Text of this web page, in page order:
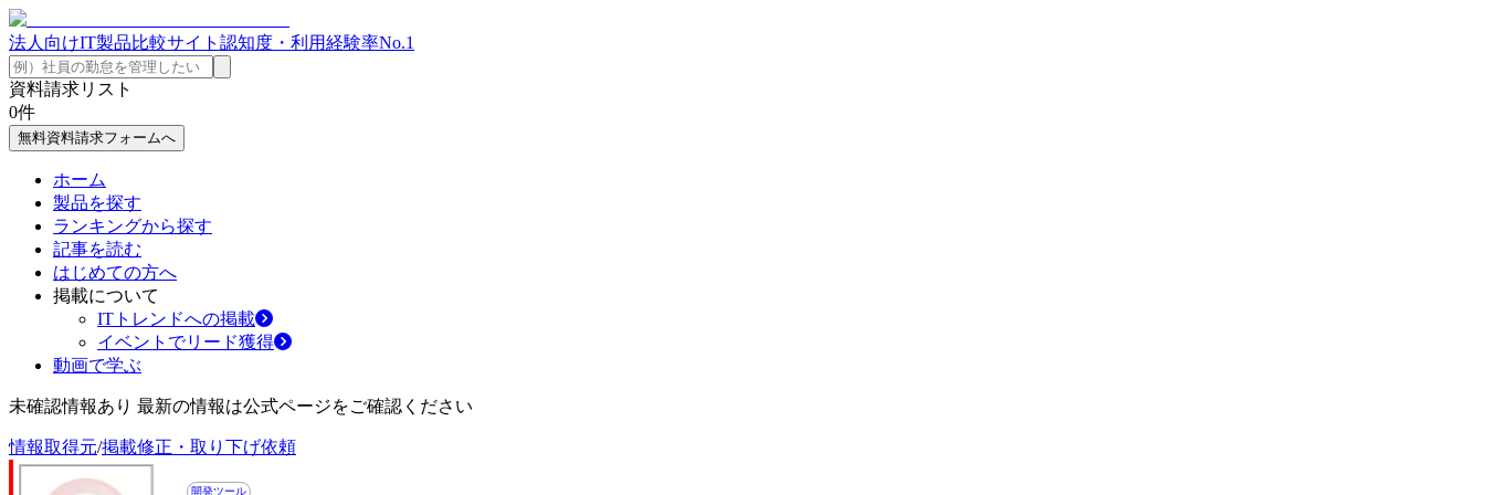
法人向けIT製品比較サイト 認知度・利用経験率No.1
資料請求リスト
0件
無料資料請求フォームへ
ホーム
製品を探す
ランキングから探す
記事を読む
はじめての方へ
掲載について
ITトレンドへの掲載
イベントでリード獲得
動画で学ぶ
未確認情報あり 最新の情報は公式ページをご確認ください
情報取得元/掲載修正・取り下げ依頼
開発ツール